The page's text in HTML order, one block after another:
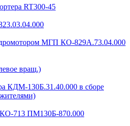
RT300-45
МГП КО-829А.73.04.000
вращ.)
КДМ-130Б.31.40.000 в сборе
КО-713 ПМ130Б-870.000